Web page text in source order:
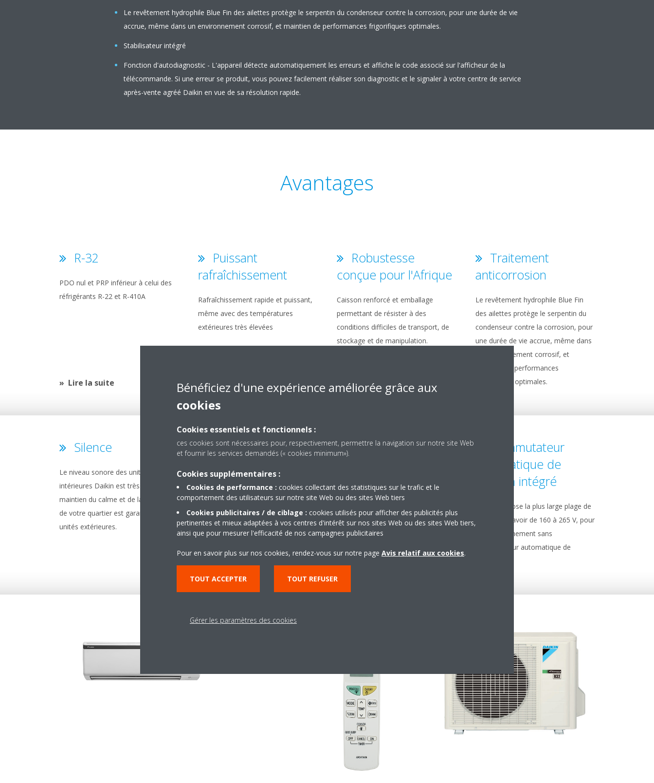
Le revêtement hydrophile Blue Fin des ailettes protège le serpentin du condenseur contre la corrosion, pour une durée de vie
accrue, même dans un environnement corrosif, et maintien de performances frigorifiques optimales.
Stabilisateur intégré
Fonction d'autodiagnostic - L'appareil détecte automatiquement les erreurs et affiche le code associé sur l'afficheur de la
télécommande. Si une erreur se produit, vous pouvez facilement réaliser son diagnostic et le signaler à votre centre de service
après-vente agréé Daikin en vue de sa résolution rapide.
Avantages
R-32
PDO nul et PRP inférieur à celui des
réfrigérants R-22 et R-410A
Lire la suite
Puissant
rafraîchissement
Rafraîchissement rapide et puissant,
même avec des températures
extérieures très élevées
Robustesse
conçue pour l'Afrique
Caisson renforcé et emballage
permettant de résister à des
conditions difficiles de transport, de
stockage et de manipulation.
Traitement
anticorrosion
Le revêtement hydrophile Blue Fin
des ailettes protège le serpentin du
condenseur contre la corrosion, pour
une durée de vie accrue, même dans
un environnement corrosif, et
maintien de performances
frigorifiques optimales.
Silence
Le niveau sonore des unités
intérieures Daikin est très faible. Le
maintien du calme et de la tranquillité
de votre quartier est garanti avec les
unités extérieures.
Mode économique
»)
maximum et de la consommation
d'énergie maximum.
Économies
Les équipements Daikin fonctionnent
de façon efficace, pour une
consommation d'électricité réduite.
Ceci contribue également à une
Commutateur
automatique de
tension intégré
Daikin propose la plus large plage de
tension, à savoir de 160 à 265 V, pour
un fonctionnement sans
commutateur automatique de
Bénéficiez d'une expérience améliorée grâce aux
cookies
Cookies essentiels et fonctionnels :
ces cookies sont nécessaires pour, respectivement, permettre la navigation sur notre site Web
et fournir les services demandés (« cookies minimum»).
Cookies supplémentaires :
Cookies de performance : cookies collectant des statistiques sur le trafic et le
comportement des utilisateurs sur notre site Web ou des sites Web tiers
Cookies publicitaires / de ciblage : cookies utilisés pour afficher des publicités plus
pertinentes et mieux adaptées à vos centres d'intérêt sur nos sites Web ou des sites Web tiers,
ainsi que pour mesurer l'efficacité de nos campagnes publicitaires
Pour en savoir plus sur nos cookies, rendez-vous sur notre page Avis relatif aux cookies.
TOUT ACCEPTER TOUT REFUSER
Gérer les paramètres des cookies